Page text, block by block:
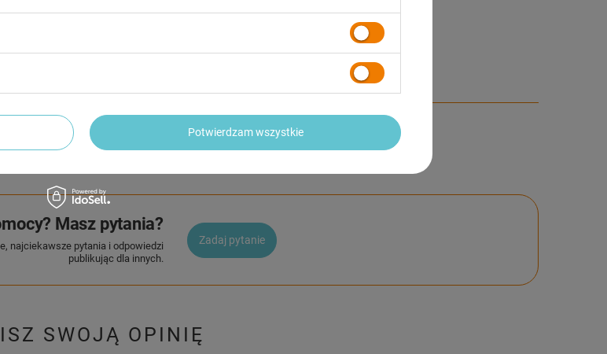
GWARANCJA PRODUCENTA
Masz pytania?
najciekawsze pytania i odpowiedzi
publikując dla innych.
Zadaj pytanie
SWOJĄ OPINIĘ
Potwierdzam wszystkie